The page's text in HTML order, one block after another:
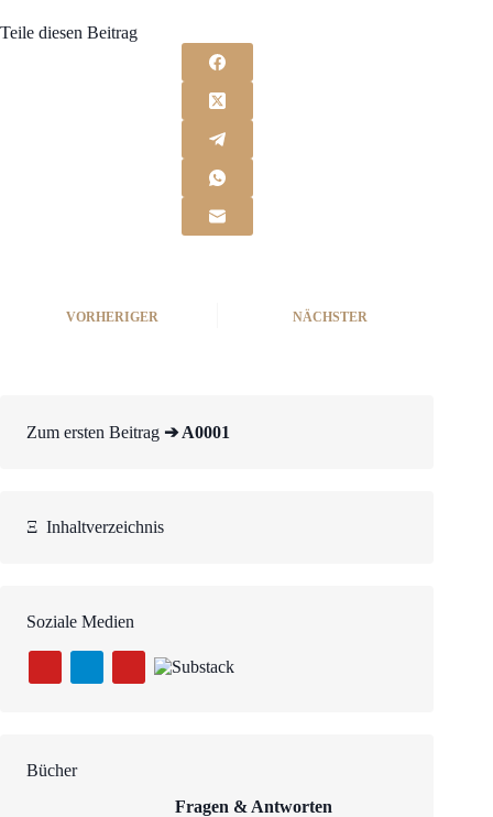
Teile diesen Beitrag
VORHERIGER NÄCHSTER
Zum ersten Beitrag ➔ A0001
Ξ Inhaltverzeichnis
Soziale Medien
Bücher
Fragen & Antworten